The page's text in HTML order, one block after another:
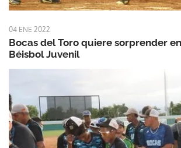
04 ENE 2022
Bocas del Toro quiere sorprender
Béisbol Juvenil